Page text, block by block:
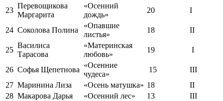
23
Перевощикова
Маргарита
«Осенний
дождь»
20 I
24 Соколова Полина
«Опавшие
листья»
18 II
25
Василиса
Тарасова
«Материнская
любовь»
19 I
26 Софья Щепетнова
«Осенние
чудеса»
15
III
27 Маринина Лиза «Осень матушка» 18
II
28 Макарова Дарья «Осенний лес» 13
III